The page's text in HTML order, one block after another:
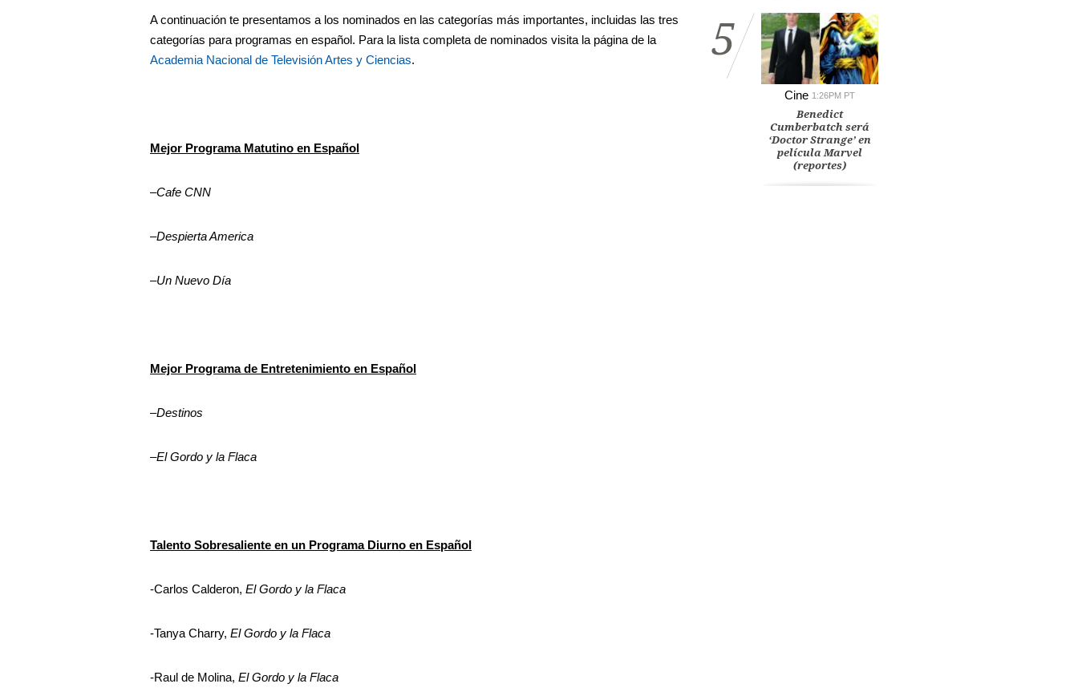
A continuación te presentamos a los nominados en las categorías más importantes, incluidas las tres
categorías para programas en español. Para la lista completa de nominados visita la página de la
Academia Nacional de Televisión Artes y Ciencias.
Mejor Programa Matutino en Español
–Cafe CNN
–Despierta America
–Un Nuevo Día
Mejor Programa de Entretenimiento en Español
–Destinos
–El Gordo y la Flaca
Talento Sobresaliente en un Programa Diurno en Español
-Carlos Calderon, El Gordo y la Flaca
-Tanya Charry, El Gordo y la Flaca
-Raul de Molina, El Gordo y la Flaca
5
Cine 1:26PM PT
Benedict
Cumberbatch será
‘Doctor Strange’ en
película Marvel
(reportes)